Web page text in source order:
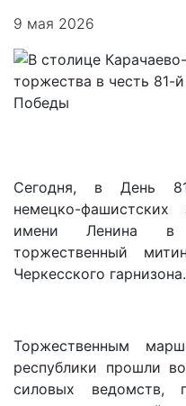
9 мая 2026
Сегодня, в День
немецко-
имени Ленина в
торжественный
Черкесского гарнизона.
Торжественным
республики прошли
силовых ведомств,